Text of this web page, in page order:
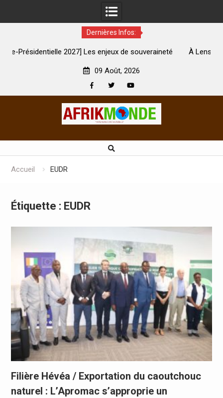
Dernières Infos:
Les enjeux de souveraineté
À Lens, la femme qui avait été
09 Août, 2026
Accueil EUDR
Étiquette : EUDR
Filière Hévéa / Exportation du caoutchouc
naturel : L’Apromac s’approprie un